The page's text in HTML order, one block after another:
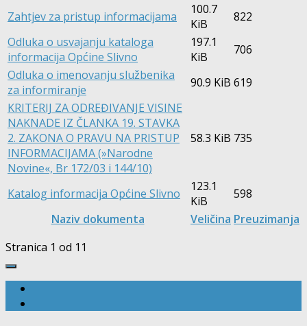
Naziv dokumenta Veličina Preuzimanja
Zahtjev za pristup informacijama
100.7
KiB
822
Odluka o usvajanju kataloga
informacija Općine Slivno
197.1
KiB
706
Odluka o imenovanju službenika
za informiranje
90.9 KiB 619
KRITERIJ ZA ODREĐIVANJE VISINE
NAKNADE IZ ČLANKA 19. STAVKA
2. ZAKONA O PRAVU NA PRISTUP
INFORMACIJAMA (»Narodne
Novine«, Br 172/03 i 144/10)
58.3 KiB 735
Katalog informacija Općine Slivno
123.1
KiB
598
Stranica 1 od 1 1